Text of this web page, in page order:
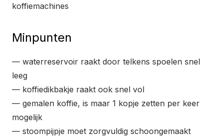
koffiemachines
Minpunten
— waterreservoir raakt door telkens spoelen snel
leeg
— koffiedikbakje raakt ook snel vol
— gemalen koffie, is maar 1 kopje zetten per keer
mogelijk
— stoompijpje moet zorgvuldig schoongemaakt